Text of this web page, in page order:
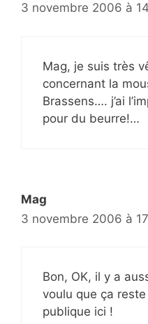
3 novembre 2006 à
Mag, je suis très
concernant la
Brassens…. j’ai
pour du beurre!…
Mag
3 novembre 2006 à
Bon, OK, il y a
voulu que ça reste
publique ici !